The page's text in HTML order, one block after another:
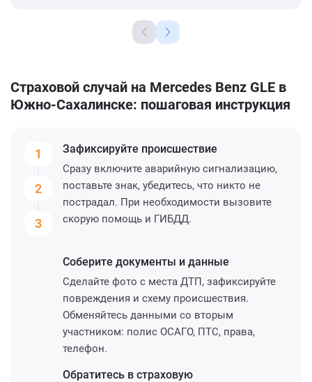
Страховой случай на Mercedes Benz GLE в
Южно-Сахалинске: пошаговая инструкция
1
2
3
Зафиксируйте происшествие
Сразу включите аварийную сигнализацию,
поставьте знак, убедитесь, что никто не
пострадал. При необходимости вызовите
скорую помощь и ГИБДД.
Соберите документы и данные
Сделайте фото с места ДТП, зафиксируйте
повреждения и схему происшествия.
Обменяйтесь данными со вторым
участником: полис ОСАГО, ПТС, права,
телефон.
Обратитесь в страховую